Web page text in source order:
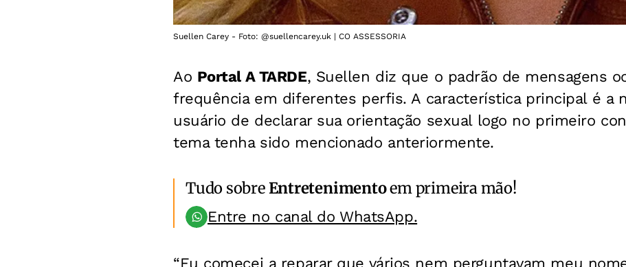
Suellen Carey - Foto: @suellencarey.uk | CO ASSESSORIA
Ao Portal A TARDE, Suellen diz que o padrão de mensagens
frequência em diferentes perfis. A característica principal é a
usuário de declarar sua orientação sexual logo no primeiro
tema tenha sido mencionado anteriormente.
Tudo sobreEntretenimentoem primeira mão!
Entre no canal do WhatsApp.
“Eu comecei a reparar que vários nem perguntavam meu